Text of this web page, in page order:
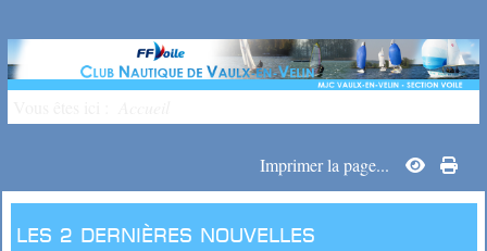
Imprimer la page...
Les 2 dernières nouvelles